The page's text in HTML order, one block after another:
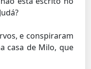
e conspiraram
casa de Milo, que